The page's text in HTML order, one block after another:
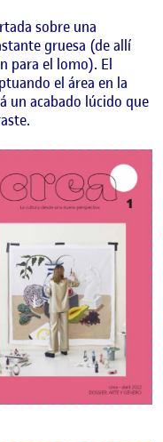
sobre una
gruesa (de allí
para el lomo). El
el área en la
un acabado lúcido que